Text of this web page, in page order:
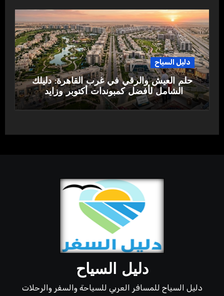
دليل السياح
حلم العيش والرقي في غرب القاهرة: دليلك
الشامل لأفضل كمبوندات أكتوبر وزايد
دليل السياح
دليل السياح للمسافر العربي للسياحة والسفر والرحلات